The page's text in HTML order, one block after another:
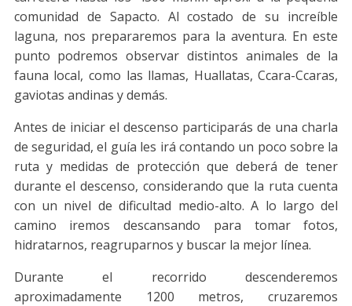
comunidad de Sapacto. Al costado de su increíble
laguna, nos prepararemos para la aventura. En este
punto podremos observar distintos animales de la
fauna local, como las llamas, Huallatas, Ccara-Ccaras,
gaviotas andinas y demás.
Antes de iniciar el descenso participarás de una charla
de seguridad, el guía les irá contando un poco sobre la
ruta y medidas de protección que deberá de tener
durante el descenso, considerando que la ruta cuenta
con un nivel de dificultad medio-alto. A lo largo del
camino iremos descansando para tomar fotos,
hidratarnos, reagruparnos y buscar la mejor línea.
Durante el recorrido descenderemos
aproximadamente 1200 metros, cruzaremos